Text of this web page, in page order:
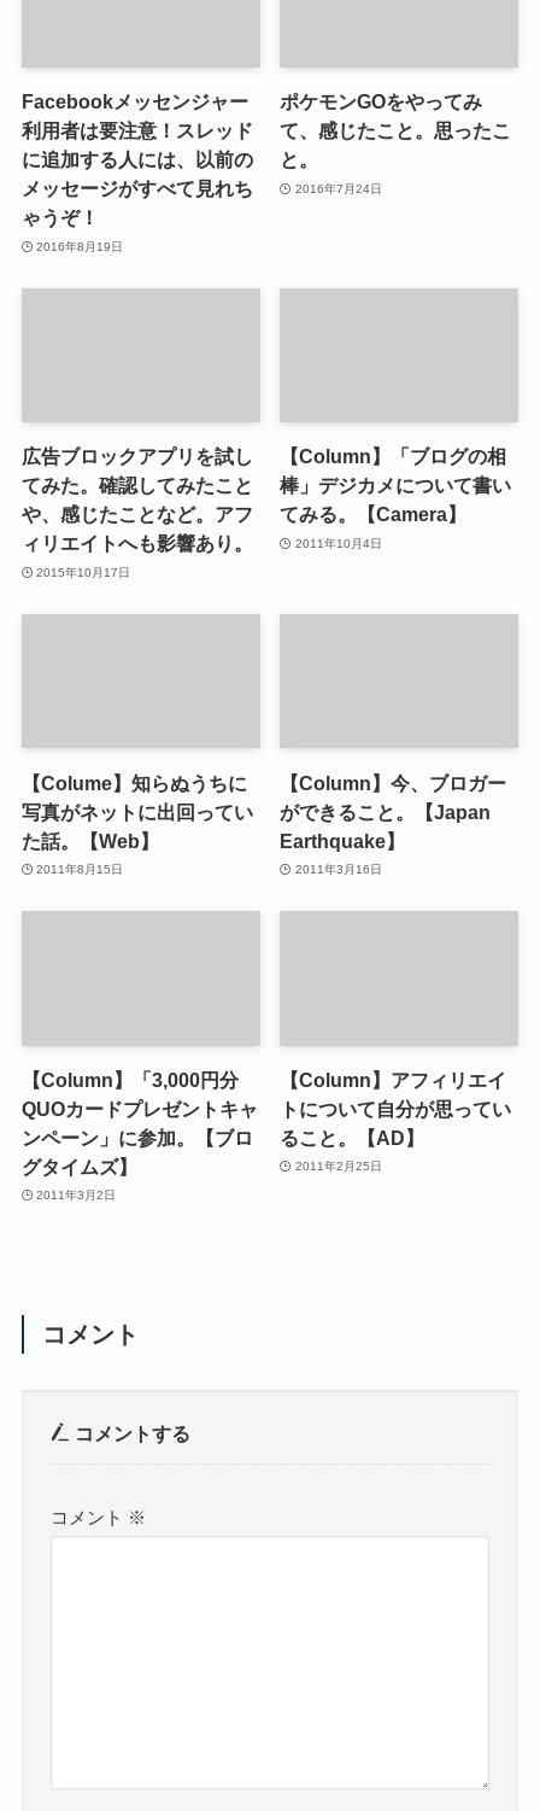
Facebookメッセンジャー
利用者は要注意！スレッド
に追加する人には、以前の
メッセージがすべて見れち
ゃうぞ！
2016年8月19日
ポケモンGOをやってみ
て、感じたこと。思ったこ
と。
2016年7月24日
広告ブロックアプリを試し
てみた。確認してみたこと
や、感じたことなど。アフ
ィリエイトへも影響あり。
2015年10月17日
【Column】「ブログの相
棒」デジカメについて書い
てみる。【Camera】
2011年10月4日
【Colume】知らぬうちに
写真がネットに出回ってい
た話。【Web】
2011年8月15日
【Column】今、ブロガー
ができること。【Japan
Earthquake】
2011年3月16日
【Column】「3,000円分
QUOカードプレゼントキャ
ンペーン」に参加。【ブロ
グタイムズ】
2011年3月2日
【Column】アフィリエイ
トについて自分が思ってい
ること。【AD】
2011年2月25日
コメント
コメントする
コメント ※